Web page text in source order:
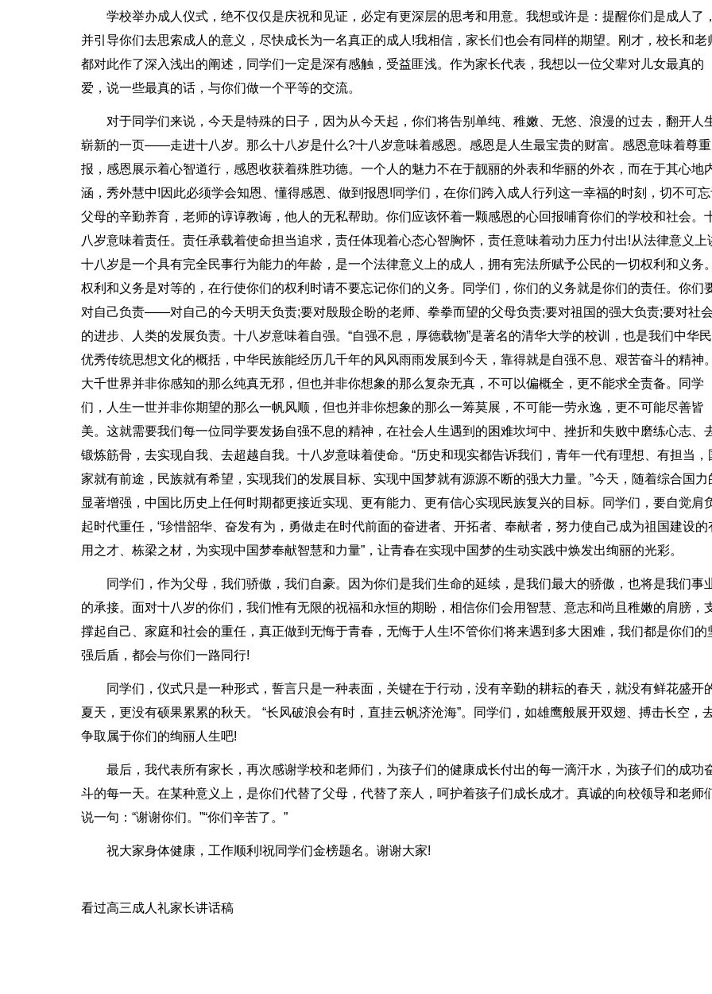
学校举办成人仪式，绝不仅仅是庆祝和见证，必定有更深层的思考和用意。我想或许是：提醒你们是成人了，
并引导你们去思索成人的意义，尽快成长为一名真正的成人!我相信，家长们也会有同样的期望。刚才，校长和老
都对此作了深入浅出的阐述，同学们一定是深有感触，受益匪浅。作为家长代表，我想以一位父辈对儿女最真的
爱，说一些最真的话，与你们做一个平等的交流。
对于同学们来说，今天是特殊的日子，因为从今天起，你们将告别单纯、稚嫩、无悠、浪漫的过去，翻开人
崭新的一页——走进十八岁。那么十八岁是什么?十八岁意味着感恩。感恩是人生最宝贵的财富。感恩意味着尊重
报，感恩展示着心智道行，感恩收获着殊胜功德。一个人的魅力不在于靓丽的外表和华丽的外衣，而在于其心地
涵，秀外慧中!因此必须学会知恩、懂得感恩、做到报恩!同学们，在你们跨入成人行列这一幸福的时刻，切不可
父母的辛勤养育，老师的谆谆教诲，他人的无私帮助。你们应该怀着一颗感恩的心回报哺育你们的学校和社会。
八岁意味着责任。责任承载着使命担当追求，责任体现着心态心智胸怀，责任意味着动力压力付出!从法律意义上
十八岁是一个具有完全民事行为能力的年龄，是一个法律意义上的成人，拥有宪法所赋予公民的一切权利和义务。
权利和义务是对等的，在行使你们的权利时请不要忘记你们的义务。同学们，你们的义务就是你们的责任。你们
对自己负责——对自己的今天明天负责;要对殷殷企盼的老师、拳拳而望的父母负责;要对祖国的强大负责;要对社会
的进步、人类的发展负责。十八岁意味着自强。“自强不息，厚德载物”是著名的清华大学的校训，也是我们中华
优秀传统思想文化的概括，中华民族能经历几千年的风风雨雨发展到今天，靠得就是自强不息、艰苦奋斗的精神。
大千世界并非你感知的那么纯真无邪，但也并非你想象的那么复杂无真，不可以偏概全，更不能求全责备。同学
们，人生一世并非你期望的那么一帆风顺，但也并非你想象的那么一筹莫展，不可能一劳永逸，更不可能尽善皆
美。这就需要我们每一位同学要发扬自强不息的精神，在社会人生遇到的困难坎坷中、挫折和失败中磨练心志、
锻炼筋骨，去实现自我、去超越自我。十八岁意味着使命。“历史和现实都告诉我们，青年一代有理想、有担当，
家就有前途，民族就有希望，实现我们的发展目标、实现中国梦就有源源不断的强大力量。”今天，随着综合国力
显著增强，中国比历史上任何时期都更接近实现、更有能力、更有信心实现民族复兴的目标。同学们，要自觉肩
起时代重任，“珍惜韶华、奋发有为，勇做走在时代前面的奋进者、开拓者、奉献者，努力使自己成为祖国建设的
用之才、栋梁之材，为实现中国梦奉献智慧和力量”，让青春在实现中国梦的生动实践中焕发出绚丽的光彩。
同学们，作为父母，我们骄傲，我们自豪。因为你们是我们生命的延续，是我们最大的骄傲，也将是我们事
的承接。面对十八岁的你们，我们惟有无限的祝福和永恒的期盼，相信你们会用智慧、意志和尚且稚嫩的肩膀，
撑起自己、家庭和社会的重任，真正做到无悔于青春，无悔于人生!不管你们将来遇到多大困难，我们都是你们的
强后盾，都会与你们一路同行!
同学们，仪式只是一种形式，誓言只是一种表面，关键在于行动，没有辛勤的耕耘的春天，就没有鲜花盛开
夏天，更没有硕果累累的秋天。 “长风破浪会有时，直挂云帆济沧海”。同学们，如雄鹰般展开双翅、搏击长空，
争取属于你们的绚丽人生吧!
最后，我代表所有家长，再次感谢学校和老师们，为孩子们的健康成长付出的每一滴汗水，为孩子们的成功
斗的每一天。在某种意义上，是你们代替了父母，代替了亲人，呵护着孩子们成长成才。真诚的向校领导和老师
说一句：“谢谢你们。”“你们辛苦了。”
祝大家身体健康，工作顺利!祝同学们金榜题名。谢谢大家!
看过高三成人礼家长讲话稿